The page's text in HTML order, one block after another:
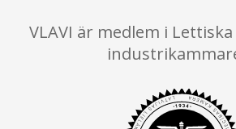
VLAVI är medlem i